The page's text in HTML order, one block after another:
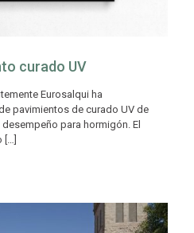
curado UV
Eurosalqui ha
pavimientos de curado UV de
para hormigón. El